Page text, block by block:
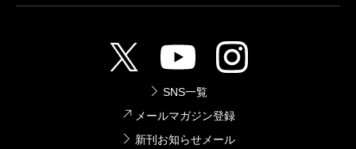
SNS一覧
メールマガジン登録
新刊お知らせメール